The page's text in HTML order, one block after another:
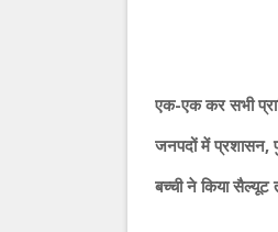
एक-एक कर सभी
जनपदों में प्रशासन,
बच्ची ने किया सैल्यूट